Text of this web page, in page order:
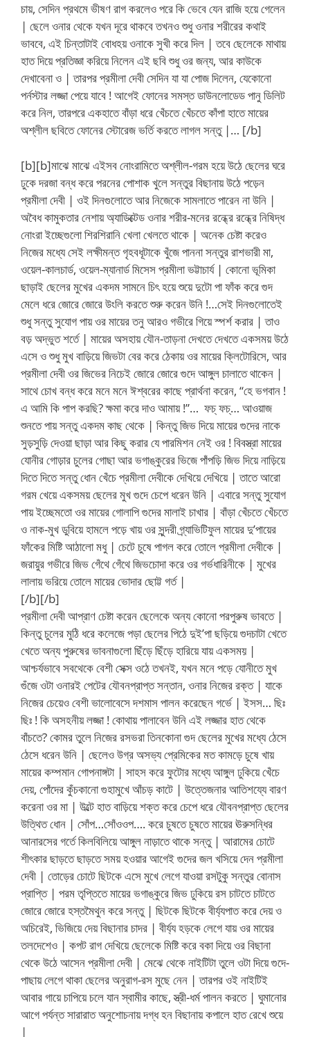
চায়, সেদিন প্রথমে ভীষণ রাগ করলেও পরে কি ভেবে যেন রাজি হয়ে গেলেন
| ছেলে ওনার থেকে যখন দূরে থাকবে তখনও শুধু ওনার শরীরের কথাই
ভাববে, এই চিন্তাটাই বোধহয় ওনাকে সুখী করে দিল | তবে ছেলেকে মাথায়
হাত দিয়ে প্রতিজ্ঞা করিয়ে নিলেন এই ছবি শুধু ওর জন্য, আর কাউকে
দেখাবেনা ও | তারপর প্রমীলা দেবী সেদিন যা যা পোজ দিলেন, যেকোনো
পর্নস্টার লজ্জা পেয়ে যাবে ! আগেই ফোনের সমস্ত ডাউনলোডেড পানু ডিলিট
করে নিল, তারপরে একহাতে বাঁড়া ধরে খেঁচতে খেঁচতে কাঁপা হাতে মায়ের
অশ্লীল ছবিতে ফোনের স্টোরেজ ভর্তি করতে লাগল সন্তু |… [/b]
[b][b]মাঝে মাঝে এইসব নোংরামিতে অশ্লীল-গরম হয়ে উঠে ছেলের ঘরে
ঢুকে দরজা বন্ধ করে পরনের পোশাক খুলে সন্তুর বিছানায় উঠে পড়েন
প্রমীলা দেবী | ওই দিনগুলোতে আর নিজেকে সামলাতে পারেন না উনি |
অবৈধ কামুকতার নেশায় অ্যাডিক্টেড ওনার শরীর-মনের রন্ধ্রে রন্ধ্রে নিষিদ্ধ
নোংরা ইচ্ছেগুলো শিরশিরানি খেলা খেলতে থাকে | অনেক চেষ্টা করেও
নিজের মধ্যে সেই লক্ষীমন্ত গৃহবধূটাকে খুঁজে পাননা সন্তুর রাশভারী মা,
ওয়েল-কালচার্ড, ওয়েল-ম্যানার্ড মিসেস প্রমীলা ভট্টাচার্য | কোনো ভূমিকা
ছাড়াই ছেলের মুখের একদম সামনে চিৎ হয়ে শুয়ে দুটো পা ফাঁক করে গুদ
মেলে ধরে জোরে জোরে উংলি করতে শুরু করেন উনি !…সেই দিনগুলোতেই
শুধু সন্তু সুযোগ পায় ওর মায়ের তনু আরও গভীরে গিয়ে স্পর্শ করার | তাও
বড় অদ্ভুত শর্তে | মায়ের অসহায় যৌন-তাড়না দেখতে দেখতে একসময় উঠে
এসে ও শুধু মুখ বাড়িয়ে জিভটা বের করে ঠেকায় ওর মায়ের ক্লিটোরিসে, আর
প্রমীলা দেবী ওর জিভের নিচেই জোরে জোরে গুদে আঙ্গুল চালাতে থাকেন |
সাথে চোখ বন্ধ করে মনে মনে ঈশ্বরের কাছে প্রার্থনা করেন, “হে ভগবান !
এ আমি কি পাপ করছি? ক্ষমা করে দাও আমায় !”… ফচ্ ফচ্… আওয়াজ
শুনতে পায় সন্তু একদম কাছ থেকে | কিন্তু জিভ দিয়ে মায়ের গুদের নাকে
সুড়সুড়ি দেওয়া ছাড়া আর কিছু করার যে পারমিশন নেই ওর ! বিবস্ত্রা মায়ের
যোনীর গোড়ার চুলের গোছা আর ভগাঙ্কুরের ভিজে পাঁপড়ি জিভ দিয়ে নাড়িয়ে
দিতে দিতে সন্তু ধোন খেঁচে প্রমীলা দেবীকে দেখিয়ে দেখিয়ে | তাতে আরো
গরম খেয়ে একসময় ছেলের মুখ গুদে চেপে ধরেন উনি | এবারে সন্তু সুযোগ
পায় ইচ্ছেমতো ওর মায়ের গোলাপি গুদের মালাই চাখার | বাঁড়া খেঁচতে খেঁচতে
ও নাক-মুখ ডুবিয়ে হামলে পড়ে খায় ওর সুন্দরী গ্র্যাভিটিফুল মায়ের দু’পায়ের
ফাঁকের মিষ্টি আঠালো মধু | চেটে চুষে পাগল করে তোলে প্রমীলা দেবীকে |
জরায়ুর গভীরে জিভ গেঁথে গেঁথে জিভচোদা করে ওর গর্ভধারিনীকে | মুখের
লালায় ভরিয়ে তোলে মায়ের ভোদার ছোট্ট গর্ত |
[/b][/b]
প্রমীলা দেবী আপ্রাণ চেষ্টা করেন ছেলেকে অন্য কোনো পরপুরুষ ভাবতে |
কিন্তু চুলের মুঠি ধরে কলেজে পড়া ছেলের পিঠে দুই’পা ছড়িয়ে গুদচাটা খেতে
খেতে অন্য পুরুষের ভাবনাগুলো ছিঁড়ে ছিঁড়ে হারিয়ে যায় একসময় |
আশ্চর্যভাবে সবথেকে বেশী সেক্স ওঠে তখনই, যখন মনে পড়ে যোনীতে মুখ
গুঁজে ওটা ওনারই পেটের যৌবনপ্রাপ্ত সন্তান, ওনার নিজের রক্ত | যাকে
নিজের চেয়েও বেশী ভালোবেসে দশমাস পালন করেছেন গর্ভে | ইসস… ছিঃ
ছিঃ ! কি অসহনীয় লজ্জা ! কোথায় পালাবেন উনি এই লজ্জার হাত থেকে
বাঁচতে? কোমর তুলে নিজের রসভরা তিনকোনা গুদ ছেলের মুখের মধ্যে ঠেসে
ঠেসে ধরেন উনি | ছেলেও উগ্র অসভ্য প্রেমিকের মত কামড়ে চুষে খায়
মায়ের কম্পমান গোপনাঙ্গটা | সাহস করে ফুটোর মধ্যে আঙ্গুল ঢুকিয়ে খেঁচে
দেয়, পোঁদের কুঁচকানো গুহামুখে আঁচড় কাটে | উত্তেজনার আতিশয্যে বারণ
করেনা ওর মা | উল্টে হাত বাড়িয়ে শক্ত করে চেপে ধরে যৌবনপ্রাপ্ত ছেলের
উত্থিত ধোন | সোঁপ…সোঁওওপ…. করে চুষতে চুষতে মায়ের ঊরুসন্ধির
আনারসের গর্তে কিলবিলিয়ে আঙ্গুল নাড়াতে থাকে সন্তু | আরামের চোটে
শীৎকার ছাড়তে ছাড়তে সময় হওয়ার আগেই গুদের জল খসিয়ে দেন প্রমীলা
দেবী | তোড়ের চোটে ছিটকে এসে মুখে লেগে যাওয়া রসটুকু সন্তুর বোনাস
প্রাপ্তি | পরম তৃপ্তিতে মায়ের ভগাঙ্কুরে জিভ ঢুকিয়ে রস চাটতে চাটতে
জোরে জোরে হস্তমৈথুন করে সন্তু | ছিটকে ছিটকে বীর্য্যপাত করে দেয় ও
অচিরেই, ভিজিয়ে দেয় বিছানার চাদর | বীর্য্য হড়কে লেগে যায় ওর মায়ের
তলদেশেও | কপট রাগ দেখিয়ে ছেলেকে মিষ্টি করে বকা দিয়ে ওর বিছানা
থেকে উঠে আসেন প্রমীলা দেবী | মেঝে থেকে নাইটিটা তুলে ওটা দিয়ে গুদে-
পাছায় লেগে থাকা ছেলের অনুরাগ-রস মুছে নেন | তারপর ওই নাইটিই
আবার গায়ে চাপিয়ে চলে যান স্বামীর কাছে, স্ত্রী-ধর্ম পালন করতে | ঘুমানোর
আগে পর্যন্ত সারারাত অনুশোচনায় দগ্ধ হন বিছানায় কপালে হাত রেখে শুয়ে
|